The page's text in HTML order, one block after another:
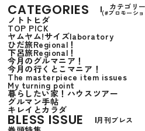
CATEGORIES カテゴリー
(#プロモーシ
ノトトヒダ
TOP PICK
ヤムヤム!サイズlaboratory
ひだ旅Regional！
下呂旅Regional！
今月のグルマニア！
今月の行くとこマニア！
The masterpiece item issues
My turning point
暮らしたい家！ハウスツアー
グルマン手帖
キレイとカラダ
BLESS ISSUE 月刊ブレス